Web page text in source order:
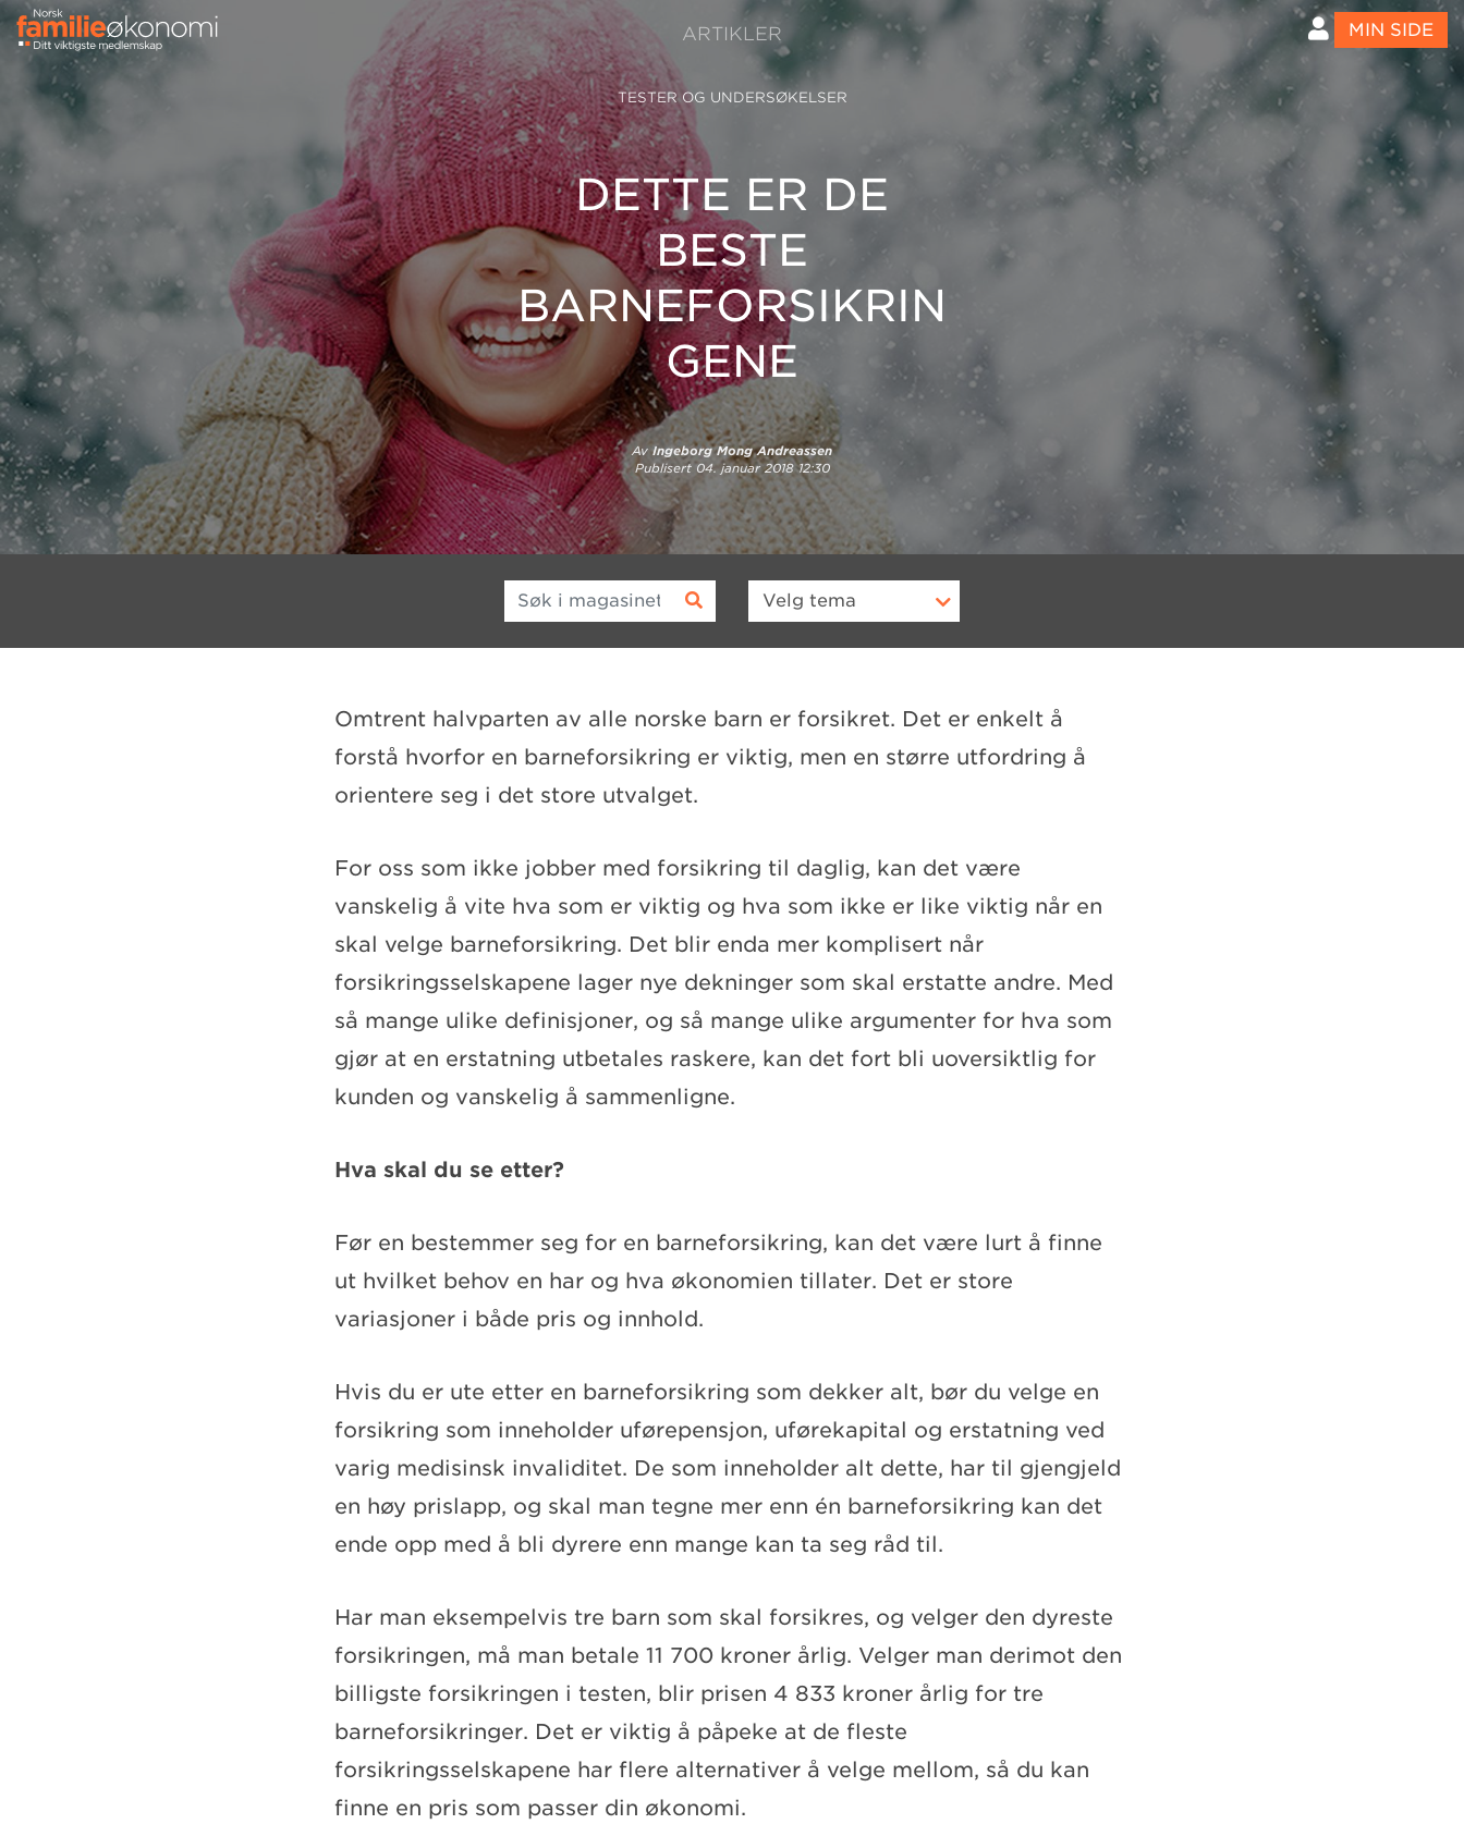
ARTIKLER MIN SIDE
TESTER OG UNDERSØKELSER
DETTE ER DE
BESTE
BARNEFORSIKRIN
GENE
AvIngeborg Mong Andreassen
Publisert04. januar 2018 12:30
Søk i magasinet Velg tema
Omtrent halvparten av alle norske barn er forsikret. Det er enkelt å
forstå hvorfor en barneforsikring er viktig, men en større utfordring å
orientere seg i det store utvalget.
For oss som ikke jobber med forsikring til daglig, kan det være
vanskelig å vite hva som er viktig og hva som ikke er like viktig når en
skal velge barneforsikring. Det blir enda mer komplisert når
forsikringsselskapene lager nye dekninger som skal erstatte andre. Med
så mange ulike definisjoner, og så mange ulike argumenter for hva som
gjør at en erstatning utbetales raskere, kan det fort bli uoversiktlig for
kunden og vanskelig å sammenligne.
Hva skal du se etter?
Før en bestemmer seg for en barneforsikring, kan det være lurt å finne
ut hvilket behov en har og hva økonomien tillater. Det er store
variasjoner i både pris og innhold.
Hvis du er ute etter en barneforsikring som dekker alt, bør du velge en
forsikring som inneholder uførepensjon, uførekapital og erstatning ved
varig medisinsk invaliditet. De som inneholder alt dette, har til gjengjeld
en høy prislapp, og skal man tegne mer enn én barneforsikring kan det
ende opp med å bli dyrere enn mange kan ta seg råd til.
Har man eksempelvis tre barn som skal forsikres, og velger den dyreste
forsikringen, må man betale 11 700 kroner årlig. Velger man derimot den
billigste forsikringen i testen, blir prisen 4 833 kroner årlig for tre
barneforsikringer. Det er viktig å påpeke at de fleste
forsikringsselskapene har flere alternativer å velge mellom, så du kan
finne en pris som passer din økonomi.